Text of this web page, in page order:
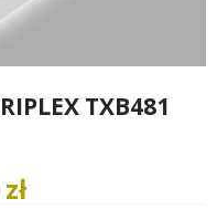
TXB481